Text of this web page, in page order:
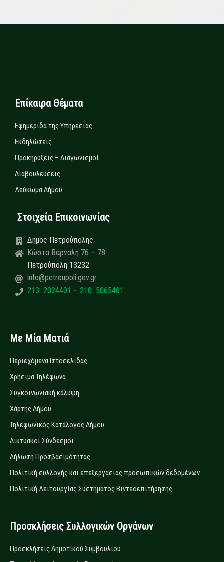
Επίκαιρα Θέματα
Εφημερίδα της Υπηρεσίας
Εκδηλώσεις
Προκηρύξεις – Διαγωνισμοί
Διαβουλεύσεις
Λεύκωμα Δήμου
Στοιχεία Επικοινωνίας
Δήμος Πετρούπολης
Κώστα Βάρναλη 76 – 78
Πετρούπολη 13232
info@petroupoli.gov.gr
213 2024401 – 210 5065401
Με Μία Ματιά
Περιεχόμενα Ιστοσελίδας
Χρήσιμα Τηλέφωνα
Συγκοινωνιακή κάλυψη
Χάρτης Δήμου
Τηλεφωνικός Κατάλογος Δήμου
Δικτυακοί Σύνδεσμοι
Δήλωση Προσβασιμότητας
Πολιτική συλλογής και επεξεργασίας προσωπικών δεδομένων
Πολιτική Λειτουργίας Συστήματος Βιντεοεπιτήρησης
Προσκλήσεις Συλλογικών Οργάνων
Προσκλήσεις Δημοτικού Συμβουλίου